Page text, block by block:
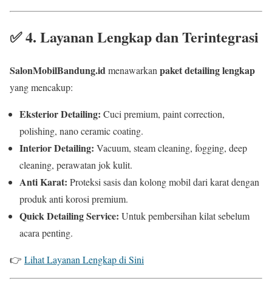
✅4. Layanan Lengkap dan Terintegrasi
SalonMobilBandung.idmenawarkan paket detailing lengkap
yang mencakup:
Eksterior Detailing: Cuci premium, paint correction,
polishing, nano ceramic coating.
Interior Detailing: Vacuum, steam cleaning, fogging, deep
cleaning, perawatan jok kulit.
Anti Karat: Proteksi sasis dan kolong mobil dari karat dengan
produk anti korosi premium.
Quick Detailing Service: Untuk pembersihan kilat sebelum
acara penting.
👉 Lihat Layanan Lengkap di Sini